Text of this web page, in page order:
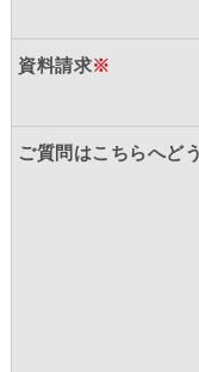
資料請求※
ご質問はこちらへど